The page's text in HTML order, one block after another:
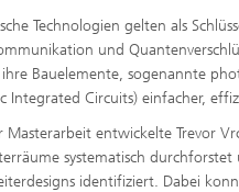
Technologien gelten als
und
ihre Bauelemente, sogenannte
Integrated Circuits) einfacher,
Masterarbeit entwickelte Trevor
systematisch
identifiziert. Dabei